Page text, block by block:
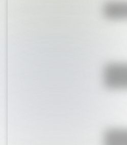
alta